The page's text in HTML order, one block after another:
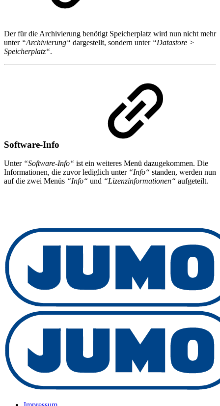
Der für die Archivierung benötigt Speicherplatz wird nun nicht mehr
unter “Archivierung“ dargestellt, sondern unter “Datastore >
Speicherplatz“.
Software-Info
Unter “Software-Info“ ist ein weiteres Menü dazugekommen. Die
Informationen, die zuvor lediglich unter “Info“ standen, werden nun
auf die zwei Menüs “Info“ und “Lizenzinformationen“ aufgeteilt.